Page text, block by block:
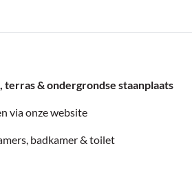
terras & ondergrondse staanplaats
via onze website
badkamer & toilet